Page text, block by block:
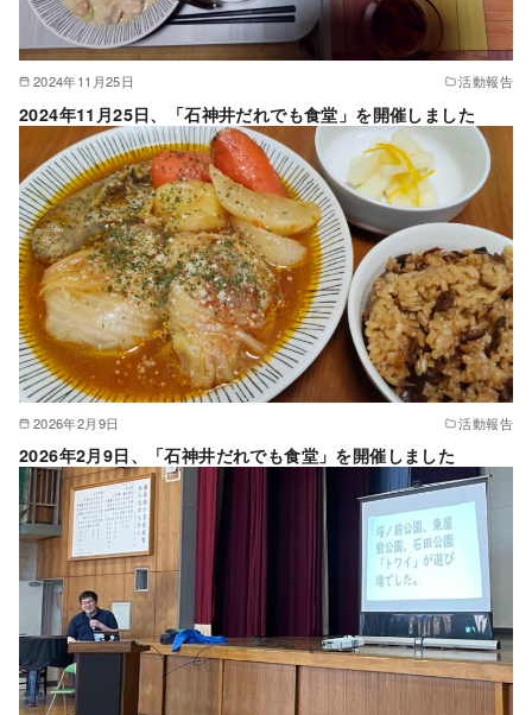
2024年11月25日 活動報告
2024年11月25日、「石神井だれでも食堂」を開催しました
2026年2月9日 活動報告
2026年2月9日、「石神井だれでも食堂」を開催しました